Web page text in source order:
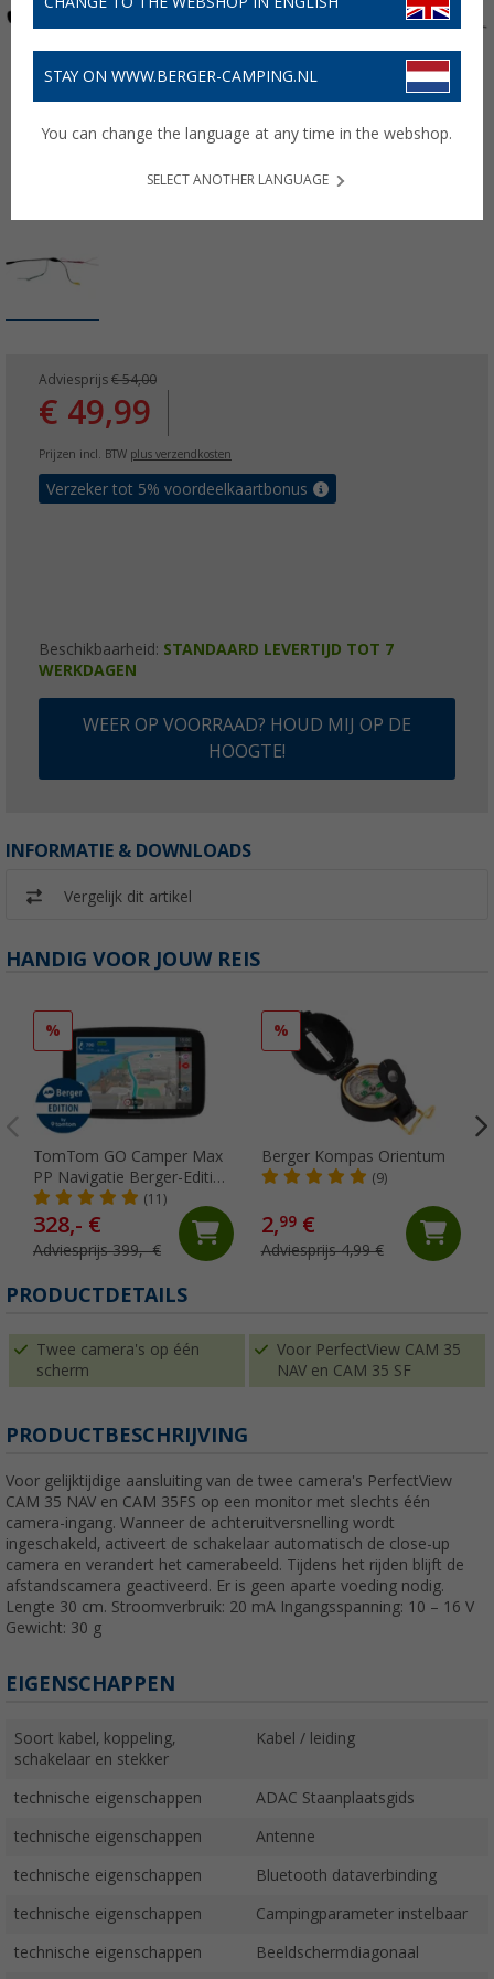
Adviesprijs € 54,00
€ 49,99
Prijzen incl. BTW plus verzendkosten
Verzeker tot 5% voordeelkaartbonus
Beschikbaarheid: STANDAARD LEVERTIJD TOT 7
WERKDAGEN
WEER OP VOORRAAD? HOUD MIJ OP DE
HOOGTE!
INFORMATIE & DOWNLOADS
Vergelijk dit artikel
HANDIG VOOR JOUW REIS
%
TomTom GO Camper Max
PP Navigatie Berger-Edition
7 inch
(11)
328,- €
Adviesprijs 399,- €
%
Berger Kompas Orientum
(9)
2,99€
Adviesprijs 4,99 €
PRODUCTDETAILS
Twee camera's op één
scherm
Voor PerfectView CAM 35
NAV en CAM 35 SF
PRODUCTBESCHRIJVING
Voor gelijktijdige aansluiting van de twee camera's PerfectView
CAM 35 NAV en CAM 35FS op een monitor met slechts één
camera-ingang. Wanneer de achteruitversnelling wordt
ingeschakeld, activeert de schakelaar automatisch de close-up
camera en verandert het camerabeeld. Tijdens het rijden blijft de
afstandscamera geactiveerd. Er is geen aparte voeding nodig.
Lengte 30 cm. Stroomverbruik: 20 mA Ingangsspanning: 10 – 16 V
Gewicht: 30 g
EIGENSCHAPPEN
Soort kabel, koppeling,
schakelaar en stekker
Kabel / leiding
technische eigenschappen ADAC Staanplaatsgids
technische eigenschappen Antenne
technische eigenschappen Bluetooth dataverbinding
technische eigenschappen Campingparameter instelbaar
technische eigenschappen Beeldschermdiagonaal
STAY ON WWW.BERGER-CAMPING.NL
You can change the language at any time in the webshop.
SELECT ANOTHER LANGUAGE